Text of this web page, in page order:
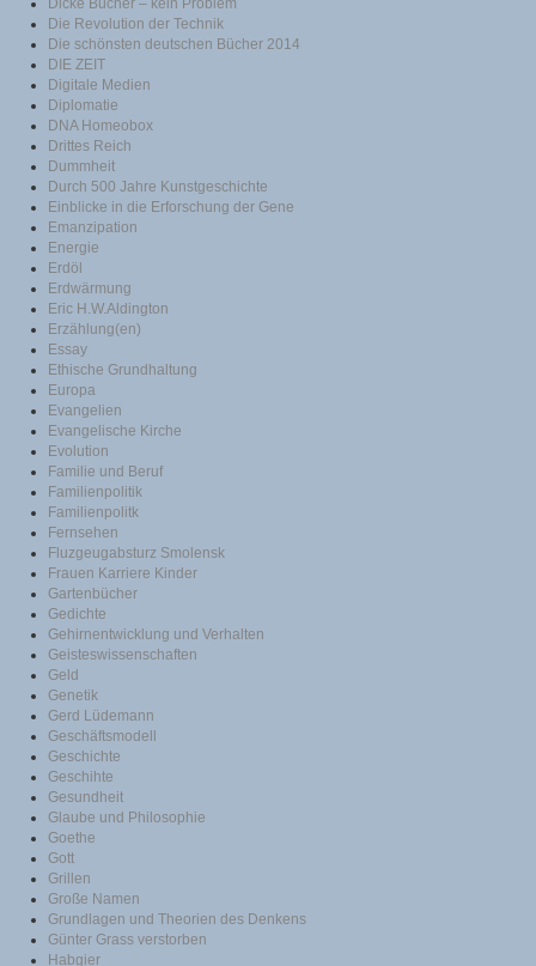
Dicke Bücher – kein Problem
Die Revolution der Technik
Die schönsten deutschen Bücher 2014
DIE ZEIT
Digitale Medien
Diplomatie
DNA Homeobox
Drittes Reich
Dummheit
Durch 500 Jahre Kunstgeschichte
Einblicke in die Erforschung der Gene
Emanzipation
Energie
Erdöl
Erdwärmung
Eric H.W.Aldington
Erzählung(en)
Essay
Ethische Grundhaltung
Europa
Evangelien
Evangelische Kirche
Evolution
Familie und Beruf
Familienpolitik
Familienpolitk
Fernsehen
Fluzgeugabsturz Smolensk
Frauen Karriere Kinder
Gartenbücher
Gedichte
Gehirnentwicklung und Verhalten
Geisteswissenschaften
Geld
Genetik
Gerd Lüdemann
Geschäftsmodell
Geschichte
Geschihte
Gesundheit
Glaube und Philosophie
Goethe
Gott
Grillen
Große Namen
Grundlagen und Theorien des Denkens
Günter Grass verstorben
Habgier